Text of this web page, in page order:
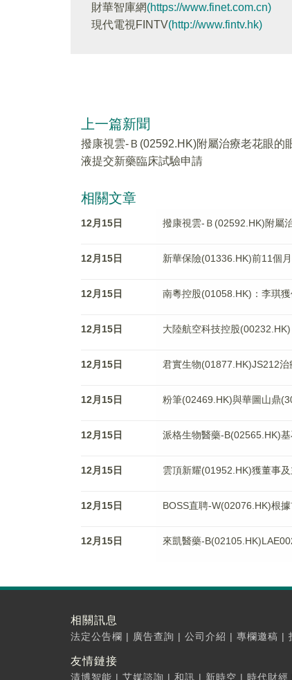
財華智庫網(https://www.finet.com.cn)
現代電視FINTV(http://www.fintv.hk)
上一篇新聞
撥康視雲-Ｂ(02592.HK)附屬治療老花眼的
液提交新藥臨床試驗申請
相關文章
12月15日 撥康視雲-Ｂ(02592.HK)附屬
12月15日 新華保險(01336.HK)前11個
12月15日 南粵控股(01058.HK)：李琪
12月15日 大陸航空科技控股
12月15日 君實生物(01877.HK)JS212
12月15日 粉筆(02469.HK)與華圖山鼎
12月15日 派格生物醫藥-B(02565.HK)
12月15日 雲頂新耀(01952.HK)獲董事
12月15日 BOSS直聘-W(02076.HK)根
12月15日 來凱醫藥-
相關訊息
法定公告欄 | 廣告查詢 | 公司介紹 | 專欄邀稿 |
友情鏈接
清博智能 | 艾媒諮詢 | 和訊 | 新時空 | 時代財經